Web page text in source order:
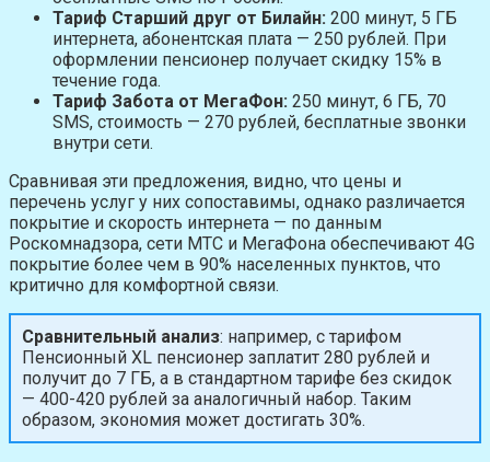
Тариф Старший друг от Билайн: 200 минут, 5 ГБ
интернета, абонентская плата — 250 рублей. При
оформлении пенсионер получает скидку 15% в
течение года.
Тариф Забота от МегаФон: 250 минут, 6 ГБ, 70
SMS, стоимость — 270 рублей, бесплатные звонки
внутри сети.
Сравнивая эти предложения, видно, что цены и
перечень услуг у них сопоставимы, однако различается
покрытие и скорость интернета — по данным
Роскомнадзора, сети МТС и МегаФона обеспечивают 4G
покрытие более чем в 90% населенных пунктов, что
критично для комфортной связи.
Сравнительный анализ: например, с тарифом
Пенсионный XL пенсионер заплатит 280 рублей и
получит до 7 ГБ, а в стандартном тарифе без скидок
— 400-420 рублей за аналогичный набор. Таким
образом, экономия может достигать 30%.